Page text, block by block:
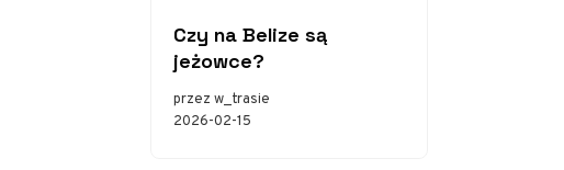
Czy na Belize są
jeżowce?
przez w_trasie
2026-02-15